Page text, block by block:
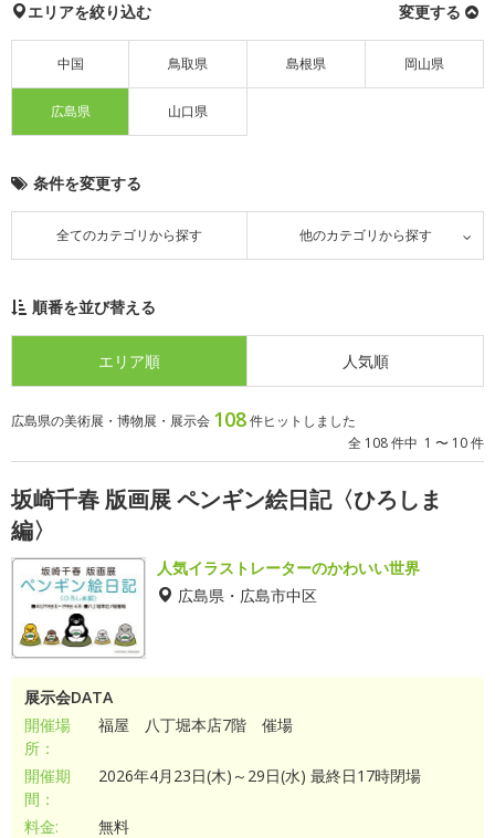
エリアを絞り込む 変更する
中国 鳥取県 島根県 岡山県
広島県 山口県
条件を変更する
全てのカテゴリから探す 他のカテゴリから探す
順番を並び替える
エリア順 人気順
広島県の美術展・博物展・展示会 108件ヒットしました
全 108 件中 1 〜 10 件
坂崎千春 版画展 ペンギン絵日記〈ひろしま
編〉
人気イラストレーターのかわいい世界
広島県・広島市中区
展示会DATA
開催場
所：
福屋 八丁堀本店7階 催場
開催期
間：
2026年4月23日(木)～29日(水) 最終日17時閉場
料金: 無料